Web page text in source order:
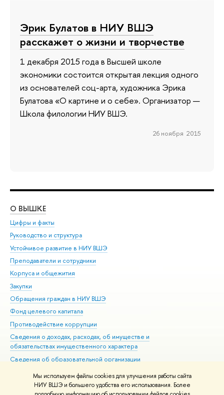
Мы используем файлы cookies для улучшения работы сайта
НИУ ВШЭ и большего удобства его использования. Более
Эрик Булатов в НИУ ВШЭ
расскажет о жизни и творчестве
1 декабря 2015 года в Высшей школе
экономики состоится открытая лекция одного
из основателей соц-арта, художника Эрика
Булатова «О картине и о себе». Организатор —
Школа филологии НИУ ВШЭ.
26 ноября 2015
О ВЫШКЕ
Цифры и факты
Руководство и структура
Устойчивое развитие в НИУ ВШЭ
Преподаватели и сотрудники
Корпуса и общежития
Закупки
Обращения граждан в НИУ ВШЭ
Фонд целевого капитала
Противодействие коррупции
Сведения о доходах, расходах, об имуществе и
обязательствах имущественного характера
Сведения об образовательной организации
Людям с ограниченными возможностями здоровья
Единая платежная страница